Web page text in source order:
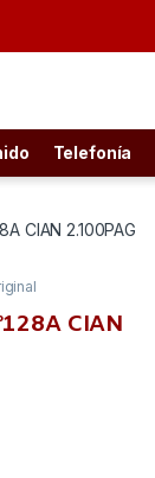
Telefonía
CIAN 2.100PAG
CIAN